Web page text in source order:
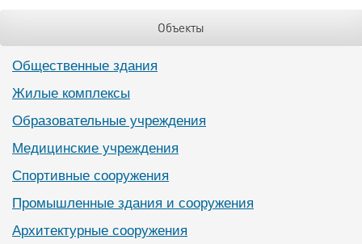
Объекты
Общественные здания
Жилые комплексы
Образовательные учреждения
Медицинские учреждения
Спортивные сооружения
Промышленные здания и сооружения
Архитектурные сооружения